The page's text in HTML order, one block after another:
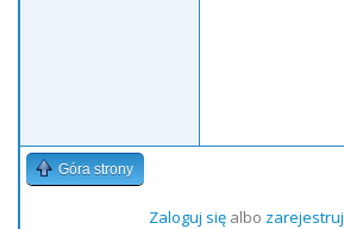
Góra strony
Zaloguj sięalbo zarejestruj